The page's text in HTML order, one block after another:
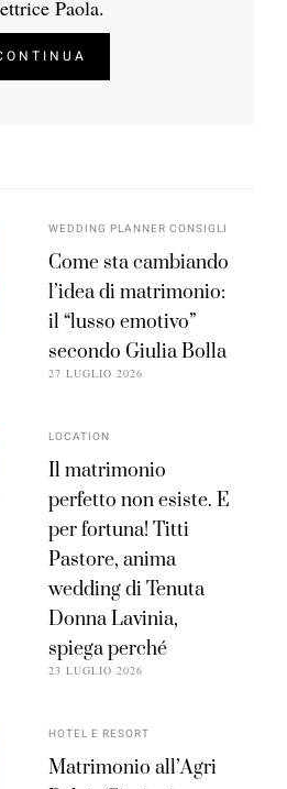
Paola.
WEDDING PLANNER CONSIGLI
Come sta cambiando
l’idea di matrimonio:
il “lusso emotivo”
secondo Giulia Bolla
27 LUGLIO 2026
LOCATION
Il matrimonio
perfetto non esiste. E
per fortuna! Titti
Pastore, anima
wedding di Tenuta
Donna Lavinia,
spiega perché
23 LUGLIO 2026
HOTEL E RESORT
Matrimonio all’Agri